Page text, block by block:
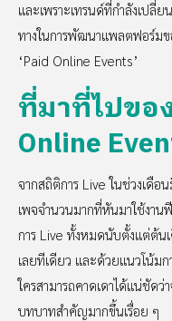
และเพราะเทรนด์ที่กำลังเปลี่ย
ทางในการพัฒนาแพลตฟอร์มข
‘Paid Online Events’
ที่มาที่ไปขอ
Online
จากสถิติการ Live ในช่วงเดื
เพจจำนวนมากที่หันมาใช้งา
การ Live ทั้งหมดนับตั้งแต่ต้น
เลยทีเดียว และด้วยแนวโน้ม
ใครสามารถคาดเดาได้แน่ชัดว่
บทบาทสำคัญมากขึ้นเรื่อย ๆ